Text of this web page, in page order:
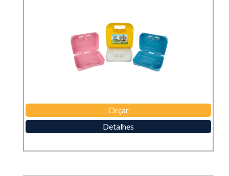
Orçar
Detalhes